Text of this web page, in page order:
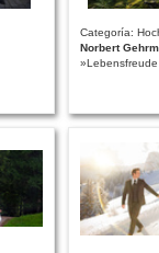
Categoría:
Norbert